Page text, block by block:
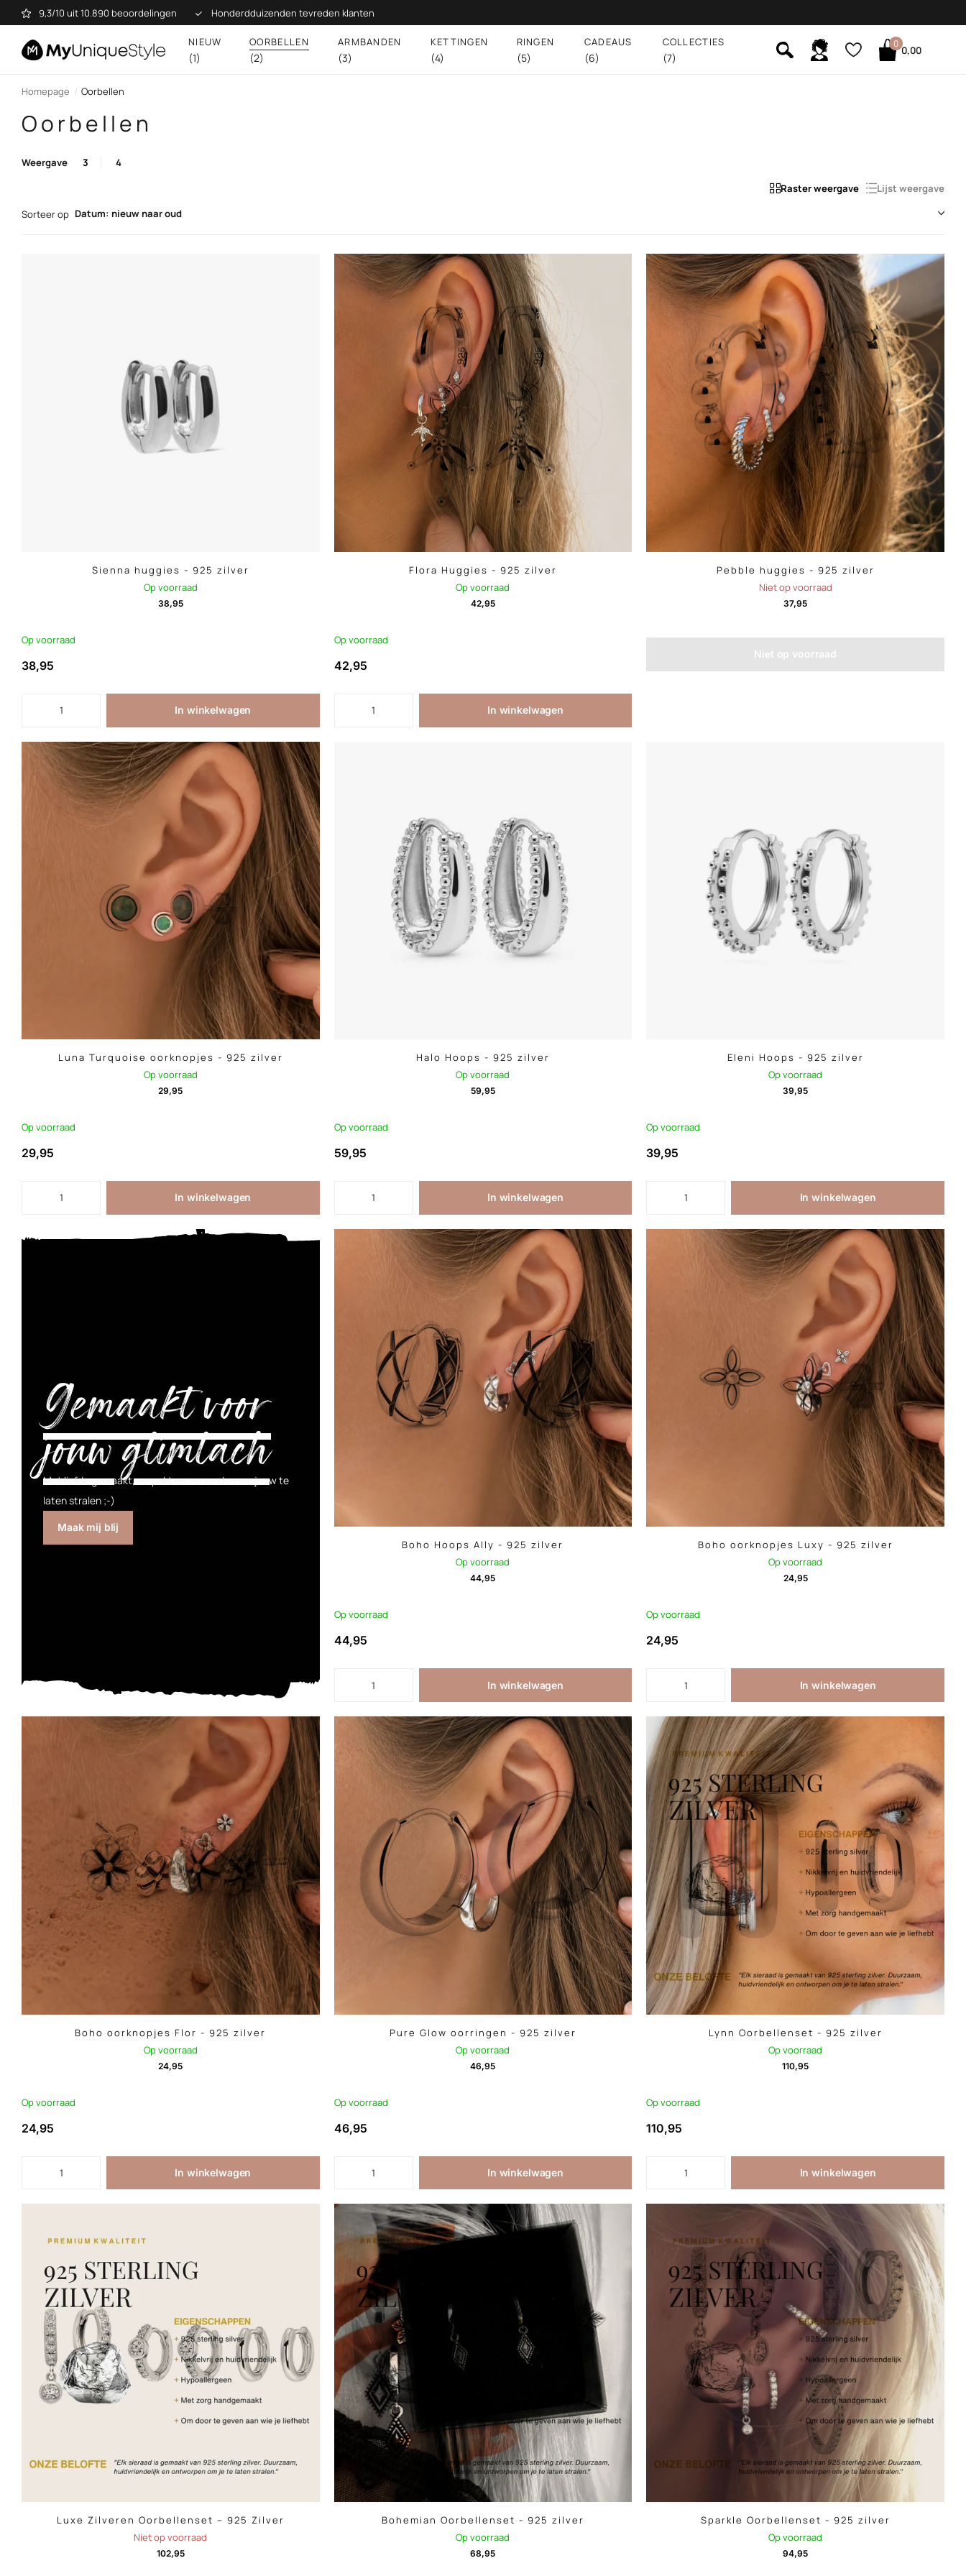
9,3/10 uit 10.890 beoordelingen Honderdduizenden tevreden klanten
NIEUW
(1)
OORBELLEN
(2)
ARMBANDEN
(3)
KETTINGEN
(4)
RINGEN
(5)
CADEAUS
(6)
COLLECTIES
(7)
0
0,00
Homepage Oorbellen
Oorbellen
Weergave 3
4
Raster weergave
Lijst weergave
Sorteer op Datum: nieuw naar oud
Sienna huggies - 925 zilver
Op voorraad
38,95
Op voorraad
38,95
In winkelwagen
Flora Huggies - 925 zilver
Op voorraad
42,95
Op voorraad
42,95
In winkelwagen
Pebble huggies - 925 zilver
Niet op voorraad
37,95
Niet op voorraad
Luna Turquoise oorknopjes - 925 zilver
Op voorraad
29,95
Op voorraad
29,95
In winkelwagen
Halo Hoops - 925 zilver
Op voorraad
59,95
Op voorraad
59,95
In winkelwagen
Eleni Hoops - 925 zilver
Op voorraad
39,95
Op voorraad
39,95
In winkelwagen
Gemaakt voor
jouw glimlach
Met liefde gemaakt, verpakt en verzonden om jouw te
laten stralen ;-)
Maak mij blij
Boho Hoops Ally - 925 zilver
Op voorraad
44,95
Op voorraad
44,95
In winkelwagen
Boho oorknopjes Luxy - 925 zilver
Op voorraad
24,95
Op voorraad
24,95
In winkelwagen
Boho oorknopjes Flor - 925 zilver
Op voorraad
24,95
Op voorraad
24,95
In winkelwagen
Pure Glow oorringen - 925 zilver
Op voorraad
46,95
Op voorraad
46,95
In winkelwagen
Lynn Oorbellenset - 925 zilver
Op voorraad
110,95
Op voorraad
110,95
In winkelwagen
Luxe Zilveren Oorbellenset – 925 Zilver
Niet op voorraad
102,95
Bohemian Oorbellenset - 925 zilver
Op voorraad
68,95
Sparkle Oorbellenset - 925 zilver
Op voorraad
94,95